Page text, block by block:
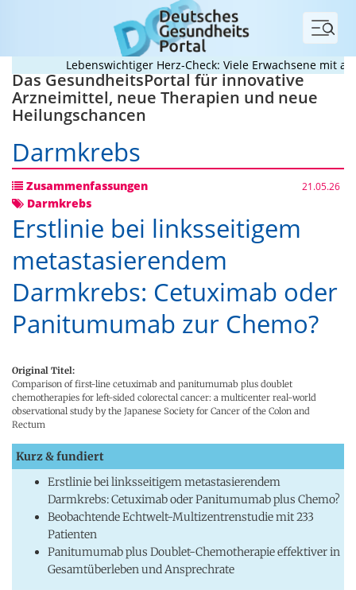
Menü
Lebenswichtiger Herz-Check: Viele Erwachsene mit
Das GesundheitsPortal für innovative
Arzneimittel, neue Therapien und neue
Heilungschancen
Darmkrebs
Zusammenfassungen 21.05.26
Darmkrebs
Erstlinie bei linksseitigem
metastasierendem
Darmkrebs: Cetuximab oder
Panitumumab zur Chemo?
Original Titel:
Comparison of first-line cetuximab and panitumumab plus doublet
chemotherapies for left-sided colorectal cancer: a multicenter real-world
observational study by the Japanese Society for Cancer of the Colon and
Rectum
Kurz & fundiert
Erstlinie bei linksseitigem metastasierendem
Darmkrebs: Cetuximab oder Panitumumab plus Chemo?
Beobachtende Echtwelt-Multizentrenstudie mit 233
Patienten
Panitumumab plus Doublet-Chemotherapie effektiver in
Gesamtüberleben und Ansprechrate